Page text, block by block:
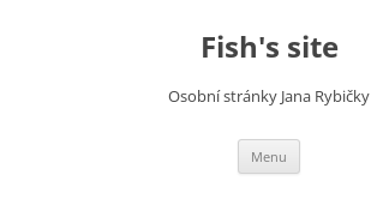
Fish's site
Osobní stránky Jana Rybičky
Menu